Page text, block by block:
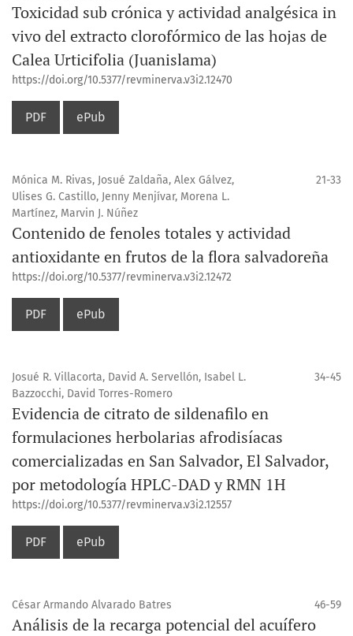
Toxicidad sub crónica y actividad analgésica in
vivo del extracto clorofórmico de las hojas de
Calea Urticifolia (Juanislama)
https://doi.org/10.5377/revminerva.v3i2.12470
PDF ePub
Mónica M. Rivas, Josué Zaldaña, Alex Gálvez,
Ulises G. Castillo, Jenny Menjívar, Morena L.
Martínez, Marvin J. Núñez
21-33
Contenido de fenoles totales y actividad
antioxidante en frutos de la flora salvadoreña
https://doi.org/10.5377/revminerva.v3i2.12472
PDF ePub
Josué R. Villacorta, David A. Servellón, Isabel L.
Bazzocchi, David Torres-Romero
34-45
Evidencia de citrato de sildenafilo en
formulaciones herbolarias afrodisíacas
comercializadas en San Salvador, El Salvador,
por metodología HPLC-DAD y RMN 1H
https://doi.org/10.5377/revminerva.v3i2.12557
PDF ePub
César Armando Alvarado Batres 46-59
Análisis de la recarga potencial del acuífero